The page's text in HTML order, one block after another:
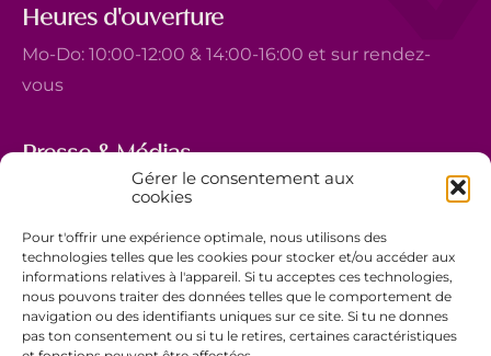
Gérer le consentement aux
cookies
Pour t'offrir une expérience optimale, nous utilisons des
technologies telles que les cookies pour stocker et/ou accéder aux
informations relatives à l'appareil. Si tu acceptes ces technologies,
nous pouvons traiter des données telles que le comportement de
navigation ou des identifiants uniques sur ce site. Si tu ne donnes
pas ton consentement ou si tu le retires, certaines caractéristiques
Heures d'ouverture
Mo-Do: 10:00-12:00 & 14:00-16:00 et sur rendez-
vous
Presse & Médias
5, avenue Marie-Thérèse
+352 44 743 340
comm@ewb.lu
Faire un don